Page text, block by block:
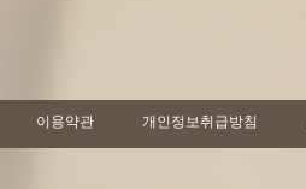
이용약관 개인정보취급방침